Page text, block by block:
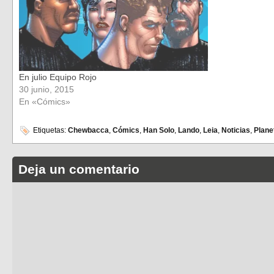
En julio Equipo Rojo
30 junio, 2015
En «Cómics»
Etiquetas: Chewbacca, Cómics, Han Solo, Lando, Leia, Noticias,
Deja un comentario